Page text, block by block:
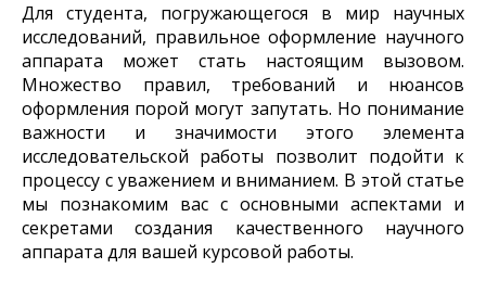
Для студента, погружающегося в мир научных
исследований, правильное оформление научного
аппарата может стать настоящим вызовом.
Множество правил, требований и нюансов
оформления порой могут запутать. Но понимание
важности и значимости этого элемента
исследовательской работы позволит подойти к
процессу с уважением и вниманием. В этой статье
мы познакомим вас с основными аспектами и
секретами создания качественного научного
аппарата для вашей курсовой работы.